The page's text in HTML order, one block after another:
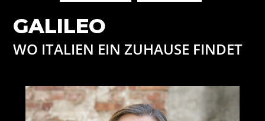
GALILEO
WO ITALIEN EIN ZUHAUSE FINDET